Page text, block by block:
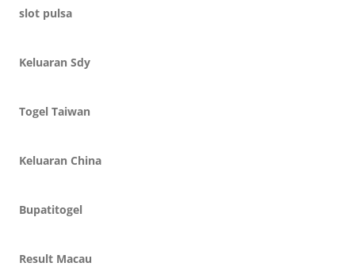
slot pulsa
Keluaran Sdy
Togel Taiwan
Keluaran China
Bupatitogel
Result Macau